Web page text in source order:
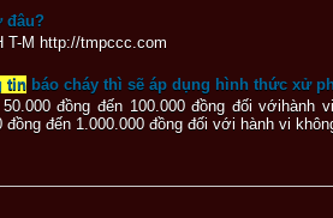
đâu?
T-M http://tmpccc.com
tin báo cháy thì sẽ áp dụng hình thức xử
đồng đến 100.000 đồng đối
đến 1.000.000 đồng đối với hành vi